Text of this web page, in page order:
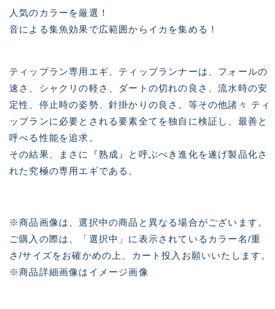
人気のカラーを厳選！
音による集魚効果で広範囲からイカを集める！
ティップラン専用エギ、ティップランナーは、フォールの
速さ、シャクリの軽さ、ダートの切れの良さ、流水時の安
定性、停止時の姿勢、針掛かりの良さ、等その他諸々 ティ
ップランに必要とされる要素全てを独自に検証し、最善と
呼べる性能を追求。
その結果、まさに『熟成』と呼ぶべき進化を遂げ製品化さ
れた究極の専用エギである。
※商品画像は、選択中の商品と異なる場合がございます。
ご購入の際は、「選択中」に表示されているカラー名/重
さ/サイズをお確かめの上、カート投入お願いいたします。
※商品詳細画像はイメージ画像